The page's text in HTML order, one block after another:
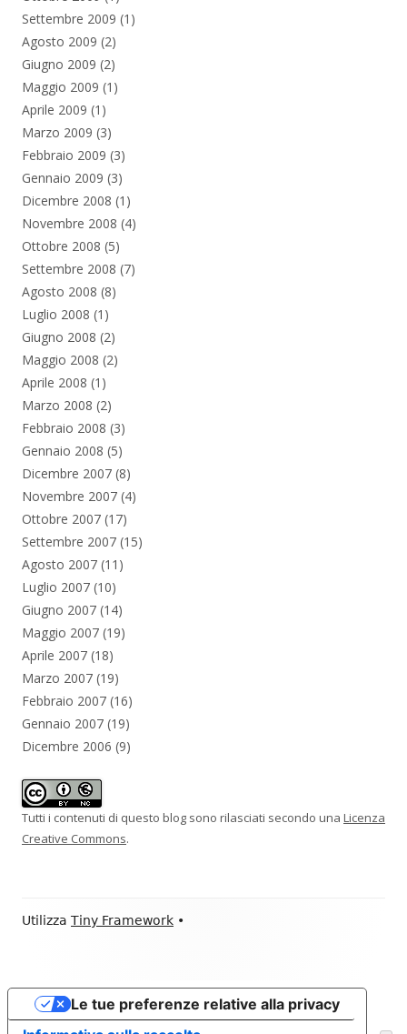
Settembre 2009 (1)
Agosto 2009 (2)
Giugno 2009 (2)
Maggio 2009 (1)
Aprile 2009 (1)
Marzo 2009 (3)
Febbraio 2009 (3)
Gennaio 2009 (3)
Dicembre 2008 (1)
Novembre 2008 (4)
Ottobre 2008 (5)
Settembre 2008 (7)
Agosto 2008 (8)
Luglio 2008 (1)
Giugno 2008 (2)
Maggio 2008 (2)
Aprile 2008 (1)
Marzo 2008 (2)
Febbraio 2008 (3)
Gennaio 2008 (5)
Dicembre 2007 (8)
Novembre 2007 (4)
Ottobre 2007 (17)
Settembre 2007 (15)
Agosto 2007 (11)
Luglio 2007 (10)
Giugno 2007 (14)
Maggio 2007 (19)
Aprile 2007 (18)
Marzo 2007 (19)
Febbraio 2007 (16)
Gennaio 2007 (19)
Dicembre 2006 (9)
Tutti i contenuti di questo blog sono rilasciati secondo una Licenza
Creative Commons.
Contenuto
pagina
Utilizza Tiny Framework •
Le tue preferenze relative alla privacy